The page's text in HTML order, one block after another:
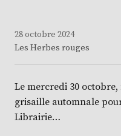
28 octobre 2024
Les Herbes rouges
Le mercredi 30
grisaille automnale
Librairie…